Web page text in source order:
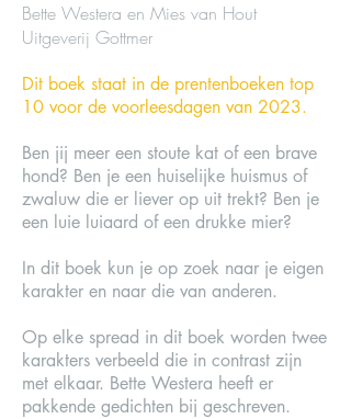
Bette Westera en Mies van Hout
Uitgeverij Gottmer
Dit boek staat in de prentenboeken top
10 voor de voorleesdagen van 2023.
Ben jij meer een stoute kat of een brave
hond? Ben je een huiselijke huismus of
zwaluw die er liever op uit trekt? Ben je
een luie luiaard of een drukke mier?
In dit boek kun je op zoek naar je eigen
karakter en naar die van anderen.
Op elke spread in dit boek worden twee
karakters verbeeld die in contrast zijn
met elkaar. Bette Westera heeft er
pakkende gedichten bij geschreven.